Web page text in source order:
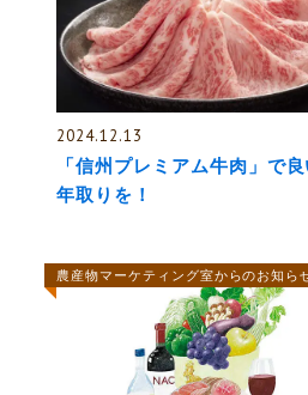
2024.12.13
「信州プレミアム牛肉」で
年取りを！
農産物マーケティング室からのお知ら